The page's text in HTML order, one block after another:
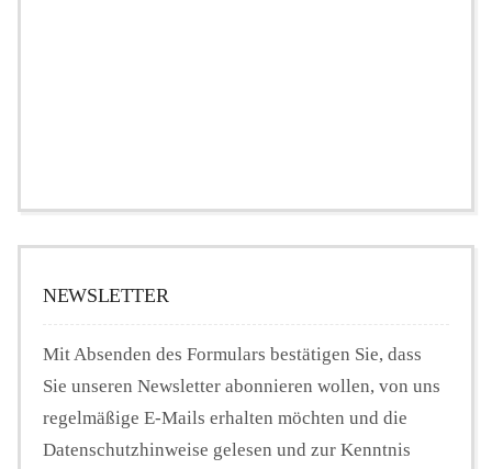
NEWSLETTER
Mit Absenden des Formulars bestätigen Sie, dass
Sie unseren Newsletter abonnieren wollen, von uns
regelmäßige E-Mails erhalten möchten und die
Datenschutzhinweise gelesen und zur Kenntnis